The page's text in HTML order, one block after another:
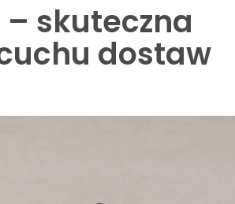
skuteczna
dostaw